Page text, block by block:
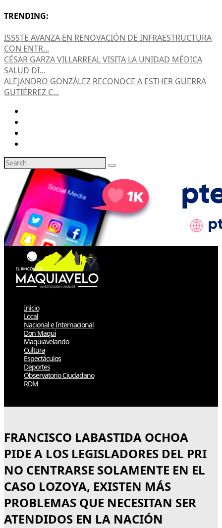
TRENDING:
ISSSTE AVANZA EN RENOVACIÓN DE INFRAESTRUCTURA
CON ENTR...
CÉSAR GARZA VILLARREAL VISITA LA UNIDAD MÉDICA
SALUD DI...
ALEJANDRO GONZÁLEZ RECONOCE A ESTHER GUERRA
GUTIÉRREZ C...
Inicio
Local
Nacional e Internacional
Don Maqui
Maquiavelando
Cultura
Espectáculos
Deportes
Observatorio Ciudadano
RDM
FRANCISCO LABASTIDA OCHOA
PIDE A LOS LEGISLADORES DEL PRI
NO CENTRARSE SOLAMENTE EN EL
CASO LOZOYA, EXISTEN MÁS
PROBLEMAS QUE NECESITAN SER
ATENDIDOS EN LA NACIÓN